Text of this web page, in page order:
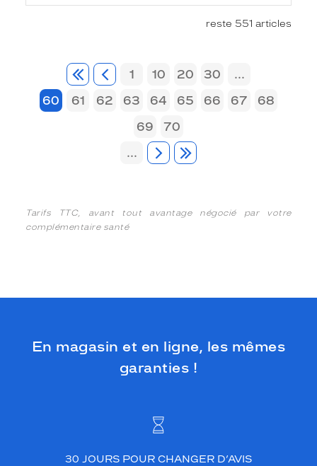
reste 551 articles
1 10 20 30
...
60
61 62 63 64 65 66 67
68
69
70
...
Tarifs TTC, avant tout avantage négocié par votre
complémentaire santé
En magasin et en ligne, les mêmes
garanties !
30 JOURS POUR CHANGER D’AVIS